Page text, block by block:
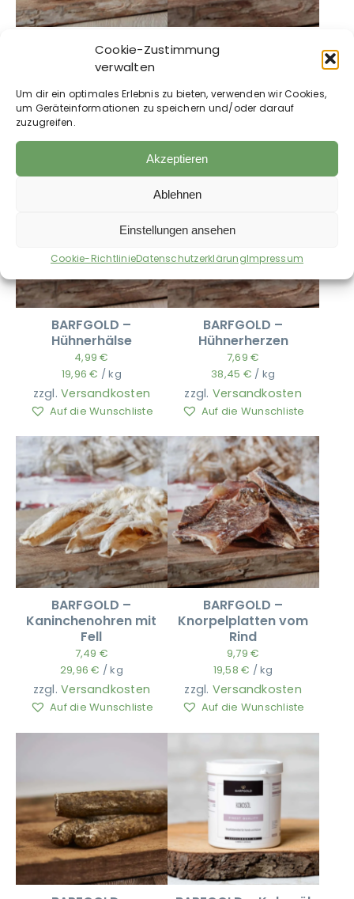
Cookie-Zustimmung
verwalten
Um dir ein optimales Erlebnis zu bieten, verwenden wir Cookies,
um Geräteinformationen zu speichern und/oder darauf
zuzugreifen.
Akzeptieren
Ablehnen
Einstellungen ansehen
Cookie-RichtlinieDatenschutzerklärungImpressum
BARFGOLD –
Hirschsehnen
10,49 €
69,93€/kg
zzgl.Versandkosten
Auf die Wunschliste
BARFGOLD –
Hühnerfüße
19,96€/kg
zzgl.Versandkosten
BARFGOLD –
Hühnerhälse
4,99€
19,96€ /kg
zzgl.Versandkosten
Auf die Wunschliste
BARFGOLD –
Hühnerherzen
7,69€
38,45 € / kg
zzgl. Versandkosten
Auf die Wunschliste
BARFGOLD –
Kaninchenohren mit
Fell
7,49 €
29,96€ /kg
zzgl.Versandkosten
Auf die Wunschliste
BARFGOLD –
Knorpelplatten vom
Rind
9,79€
19,58€ /kg
zzgl. Versandkosten
Auf die Wunschliste